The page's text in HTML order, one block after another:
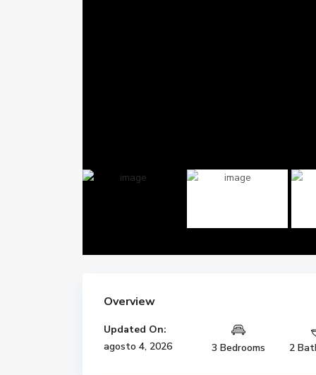
Overview
Updated On:
agosto 4, 2026
3 Bedrooms 2